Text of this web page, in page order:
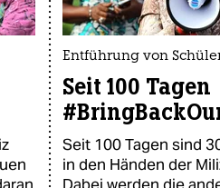
Entführung von
Seit 100 Tagen
Seit 100 Tagen sind
in den Händen der